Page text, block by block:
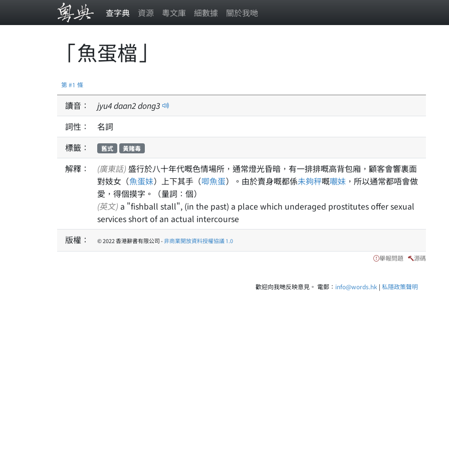
查字典 資源 粵文庫 細數據 關於我哋
「魚蛋檔」
第 #1 條
讀音： jyu4daan2dong3
詞性：
名詞
標籤：
舊式 黃賭毒
解釋： (廣東話) 盛行於八十年代嘅色情場所，通常燈光昏暗，有一排排嘅高背包廂，顧客會響裏面
對妓女（魚蛋妹）上下其手（唧魚蛋）。由於賣身嘅都係未夠秤嘅𡃁妹 ，所以通常都唔會做
愛，得個摸字。（量詞：個）
(英文) a "fishball stall", (in the past) a place which underaged prostitutes offer sexual
services short of an actual intercourse
版權：
© 2022 香港辭書有限公司 -非商業開放資料授權協議 1.0
舉報問題 源碼
歡迎向我哋反映意見。 電郵： info@words.hk | 私隱政策聲明